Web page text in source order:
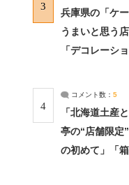
3
兵庫県の「ケ
うまいと思う
「デコレーシ
4
コメント数： 5
「北海道土産
亭の“店舗限
の初めて」「